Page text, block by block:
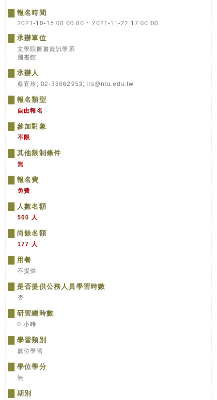
報名時間
2021-10-15 00:00:00 ~ 2021-11-22 17:00:00
承辦單位
文學院圖書資訊學系
圖書館
承辦人
蔡宜玲; 02-33662953; lis@ntu.edu.tw
報名類型
自由報名
參加對象
不限
其他限制條件
無
報名費
免費
人數名額
500 人
尚餘名額
177 人
用餐
不提供
是否提供公務人員學習時數
否
研習總時數
0 小時
學習類別
數位學習
學位學分
無
期別